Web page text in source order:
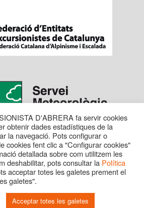
EXC. D'ABRERA. Tots els
D'ABRERA fa servir cookies
obtenir dades estadístiques de la
la navegació. Pots configurar o
cookies fent clic a "Configurar cookies"
detallada sobre com utilitzem les
deshabilitar, pots consultar la Política
acceptar totes les galetes prement el
galetes".
Acceptar totes les galetes